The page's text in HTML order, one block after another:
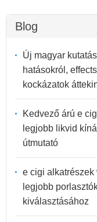
Blog
Új magyar
hatásokról,
kockázatok
Kedvező árú e
legjobb likvid
útmutató
e cigi alkatrészek
legjobb
kiválasztásához